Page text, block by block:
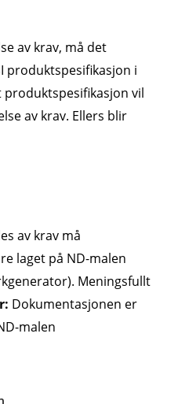
av krav, må det
produktspesifikasjon i
vil
av krav. Ellers blir
av krav må
laget på ND-malen
Meningsfullt
Dokumentasjonen er
malen